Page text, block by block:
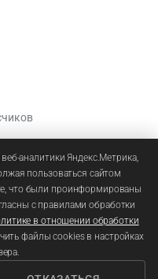
, чтобы добавлять
аналитики Яндекс.Метрика,
пользоваться сайтом
что были проинформированы
с правилами обработки
в отношении обработки
файлы cookies в настройках